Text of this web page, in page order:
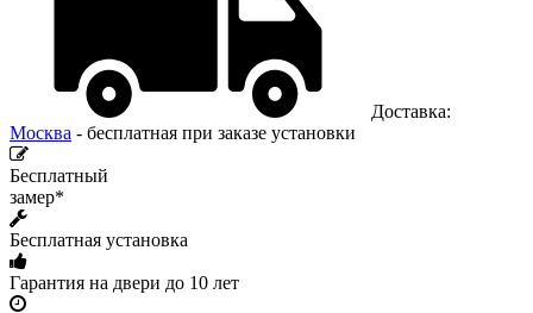
Доставка:
Москва - бесплатная при заказе установки
Бесплатный
замер*
Бесплатная установка
Гарантия на двери до 10 лет